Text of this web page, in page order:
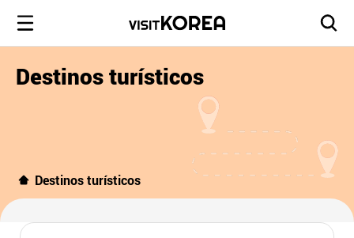
Destinos turísticos
Destinos turísticos